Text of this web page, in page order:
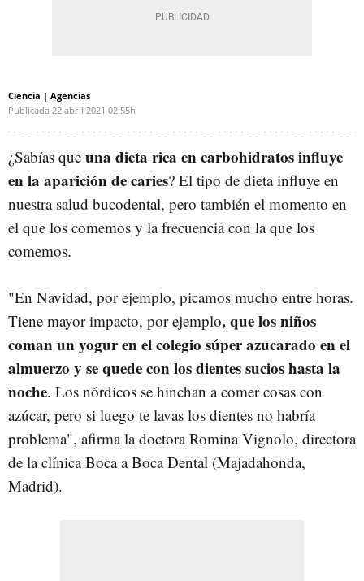
Ciencia | Agencias
Publicada 22 abril 2021 02:55h
¿Sabías que una dieta rica en carbohidratos influye
en la aparición de caries? El tipo de dieta influye en
nuestra salud bucodental, pero también el momento en
el que los comemos y la frecuencia con la que los
comemos.
"En Navidad, por ejemplo, picamos mucho entre horas.
Tiene mayor impacto, por ejemplo, que los niños
coman un yogur en el colegio súper azucarado en el
almuerzo y se quede con los dientes sucios hasta la
noche. Los nórdicos se hinchan a comer cosas con
azúcar, pero si luego te lavas los dientes no habría
problema", afirma la doctora Romina Vignolo, directora
de la clínica Boca a Boca Dental (Majadahonda,
Madrid).